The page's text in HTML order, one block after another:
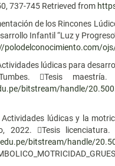
737-745 Retrieved from
de los Rincones
Infantil “Luz y
polodelconocimiento.com/
lúdicas para
Tesis maestría.
bitstream/handle/
lúdicas y la
2022. Tesis
bitstream/handle/